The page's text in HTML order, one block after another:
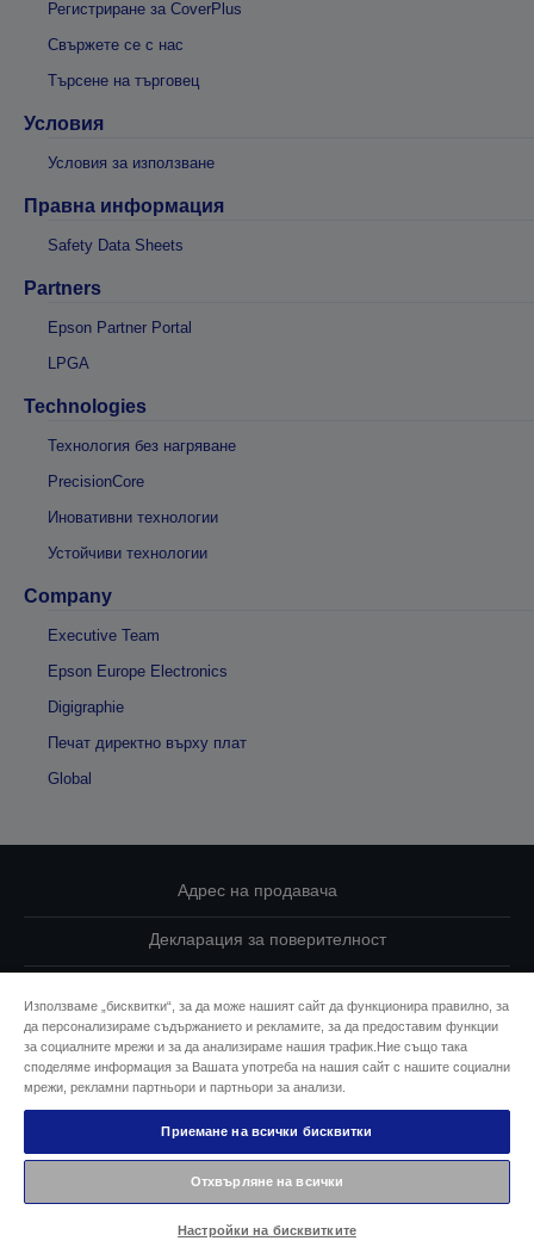
Регистриране за CoverPlus
Свържете се с нас
Търсене на търговец
Условия
Условия за използване
Правна информация
Safety Data Sheets
Partners
Epson Partner Portal
LPGA
Technologies
Технология без нагряване
PrecisionCore
Иновативни технологии
Устойчиви технологии
Company
Executive Team
Epson Europe Electronics
Digigraphie
Печат директно върху плат
Global
Адрес на продавача
Декларация за поверителност
Свържете се с нас за Вашите данни
Информация за бисквитките
Ангажимент за достъпност на Epson
© 2026 Seiko Epson
Използваме „бисквитки“, за да може нашият сайт да функционира правилно, за
да персонализираме съдържанието и рекламите, за да предоставим функции
за социалните мрежи и за да анализираме нашия трафик.Ние също така
споделяме информация за Вашата употреба на нашия сайт с нашите социални
мрежи, рекламни партньори и партньори за анализи.
Приемане на всички бисквитки
Отхвърляне на всички
Настройки на бисквитките